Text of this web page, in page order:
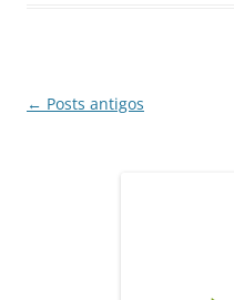
k
Navegação
← Posts antigos